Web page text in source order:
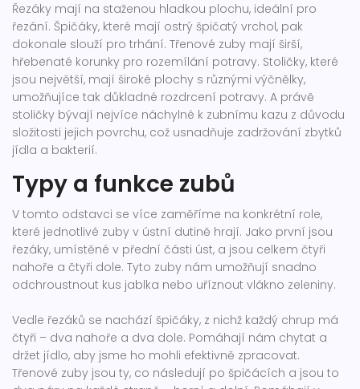
Řezáky mají na staženou hladkou plochu, ideální pro
řezání. Špičáky, které mají ostrý špičatý vrchol, pak
dokonale slouží pro trhání. Třenové zuby mají širší,
hřebenaté korunky pro rozemílání potravy. Stoličky, které
jsou největší, mají široké plochy s různými výčnělky,
umožňujíce tak důkladné rozdrcení potravy. A právě
stoličky bývají nejvíce náchylné k zubnímu kazu z důvodu
složitosti jejich povrchu, což usnadňuje zadržování zbytků
jídla a bakterií.
Typy a funkce zubů
V tomto odstavci se více zaměříme na konkrétní role,
které jednotlivé zuby v ústní dutině hrají. Jako první jsou
řezáky, umístěné v přední části úst, a jsou celkem čtyři
nahoře a čtyři dole. Tyto zuby nám umožňují snadno
odchroustnout kus jablka nebo uříznout vlákno zeleniny.
Vedle řezáků se nachází špičáky, z nichž každý chrup má
čtyři – dva nahoře a dva dole. Pomáhají nám chytat a
držet jídlo, aby jsme ho mohli efektivně zpracovat.
Třenové zuby jsou ty, co následují po špičácích a jsou to